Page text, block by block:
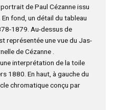
de Paul Cézanne issu
fond, un détail du tableau
1879. Au-dessus de
représentée une vue du Jas-
de Cézanne .
interprétation de la toile
1880. En haut, à gauche du
chromatique conçu par